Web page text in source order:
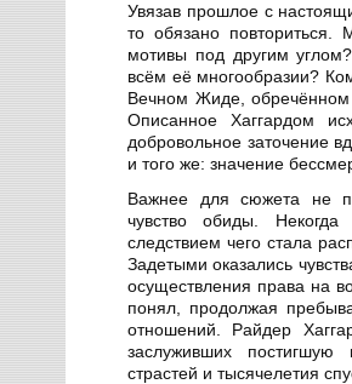
Увязав прошлое с
то обязано
мотивы под другим
всём её многообразии?
Вечном Жиде, обречённом
Описанное Хаггардом
добровольное заточение
и того же: значение
Важнее для сюжета не
чувство обиды.
следствием чего стала
Задетыми оказались
осуществления права на
понял, продолжая
отношений. Райдер
заслуживших постигшую
страстей и тысячелетия